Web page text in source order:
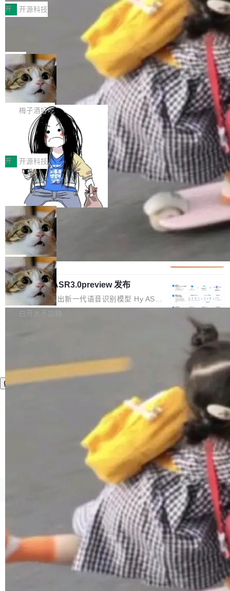
持续开源更多基于UCL-Engine的高性能通信组
件。 腾讯网平团队在UCL-MPComm中实现了一
个独立于业务线程的全局通信引擎（Engine），
经开始引入 AI Coding 工具，通过调用公有云模
型或企业内部部署模型提升研发效率。但随着 AI
Coding 从个人辅助工具逐步走向团队级、组织
级应用，企业在规模化落地过程中，对安全性、
可控性和代码质量提出了更高要求。 首先是数据
安全与合规要求。对于大多数普通研发场景，公
有云模型能够满足快速试用和效率提升的需求。
但对于金融、能源、医疗等对数据安全要求较...
智能应用典型案例名单》，集中展示人工智能在
各领域的应用成果，覆盖技术底座、行业赋能、
产品应用、支撑保障、专题等五大方向。深信服
AI算力网关（AI创新平台）成功入选！ 随着各行
各业的Agent走向规模化建设，算力构成形态逐
渐丰富，用户关注的重点也在发生变化：不只是
让AI用起来，还要进一步看清混合算力时代下，
Token花在哪里、算力是否被充分利用，以及持
续增长的AI成本该如何优化。 深信服AI算力网关
正是围绕这些实际问题，从Token治理和成本治
理两个方面，让用户的每一份算力都看得清、管
得住、用得稳、省得下、更安全！ 一、从现在开
始，Token使用一目...
开 开源科技
Jeff Dean 离开 Google：一个时代的结
束，一个实验室的开始
Google 员工编号 20。MapReduce 作者之一。
Bigtable 作者之一。TensorFlow 的作者之一。
Gemini 的架构师。Google 首席科学家。 Jeff D
ean 在 Google 工作了 27 年后，宣布离职。 他
不是一个人走。一同离开的还有 Sanjay Ghema
wat（Google 员工编号 23，Jeff Dean 二十多
年的编程搭档，MapReduce 和 Bigtable 的共同
作者）、Quoc Le（Google 大脑核心成员，Se
q2Seq 和 DocAI 的共同发明人）以及 Oriol Vin
yals（Gemini 联合负责人，AlphaSta...
局
🔥 SolonCode v2026.8.4 发布：界面
字体可调、22 种语言、记忆搜索增强
打开终端就能上岗的全中文编码智能体，这一轮
把「看得清、用母语、记得住」三件事一次补
齐。 SolonCode 是什么 SolonCode 是杭州无
耳科技研发的企业级终端编码智能体——一位全
中文驱动的数字员工，自主理解需求、规划步
骤、编写代码。不挑模型、不挑平台，curl 一行
装完即用。 开源地址：Gitee · GitCode · GitHu
b 安装 支持 Java 8+（8~26）、macOS / Linu
x / Windows / Harmony PC。 # macOS / Linu
x / Harmony PC curl -fsSL https://solon.noea
r.org/solon...
梅子酒好吃
让“代码语义理解”深度释放AI Coding
价值潜能：华为云码道（CodeArts）
代码仓技术解析
一、代码仓深度理解技术的作用与价值 在软件工
程实践中，代码仓是企业核心知识资产的主要载
体。企业级代码仓库通常包含数十万乃至数百万
个文件，其规模远超单次模型调用可承载的上下
文窗口。随着项目规模的持续扩张与代码历史的
不断累积，代码仓中的模块关系、接口契约、业
务逻辑等关键信息往往分散于数十乃至数百个文
件之中，形成高度复杂的知识关联网络。传统的
代码检索手段（如关键词匹配、目录遍历）仅能
在语法层面完成文本定位，难以触及代码的语义
内涵与结构关联，导致开发者使用代码智能体在
理解大规模代码仓时面临显著"代码仓理解"瓶
颈。 代码仓深度理解服务（以下简称" CodeBas
e深度理解服务"）是华为云码道（CodeA...
开 开源科技
一条“删库”命令跑 17 小时，算法工程
师删光 89TB 数据只为干私活
最高人民检察院8月4日公布了一起案件：北京一
名90后算法工程师王某，为了给自己接的私活腾
服务器空间，删光了公司AI游戏部门的全部核心
数据。 王某2024年1月入职东城区某科技公司AI
短剧部门，有互联网大厂背景。在公司内部架构
调整期间，部门三次通知全员将数据从A集群迁
移到B集群，王某都回复了"收到"。 他没有迁移
数据。2024年9月3日下午4点，他使用此前登录
的账号密码进入A集群，输入了一条被程序员圈
称为"删库跑路"的命令——最高管理员权限、无
局
Cloudflare 分享推理优化实践：KV ca
che 量化 + 权重压缩，吞吐量提升 4
1%，成本降 30%
Kimi 和 GLM 是当前最强的大模型系列之一，但
它们有一个共同的问题：太吃显存了。月之暗面
的 Kimi K 系列和智谱的 GLM 都是长上下文、M
oE 架构的大模型，好用到让人上瘾，但 GPU 显
存永远不够用。 Cloudflare 的 Workers AI 团队
一直在跑这些模型的推理。他们在官方博客上发
整性保护。效果是：吞吐量提升 41%，每 token
成本降低 30%，精度不变。 FP8 省的不仅是显
存 KV cache 是推理时最吃显...
局
腾讯混元 Hy ASR3.0preview 发布
腾讯混元正式推出新一代语音识别模型 Hy ASR
3.0preview。基于最新一代大语言模型 Hy3 的
让语音识别不再只是听清，而是真正听懂。通过
先理解你的语境和意图，再把准确的文字直接给
到你。从“逐字转写、单点优化”演进为“理解语
境、兼容场景、一键直出”。 Hy ASR 3.0 previe
w 不要求标准普通话，方言识别覆盖粤语、吴语
等 10 大方言片区和 20 余个二级小片区。在开
源评测集中，Hy ASR 3.0 preview 在多语种的
白开水不加糖
©OSCHINA(OSChina.NET) 京ICP备2025119063号